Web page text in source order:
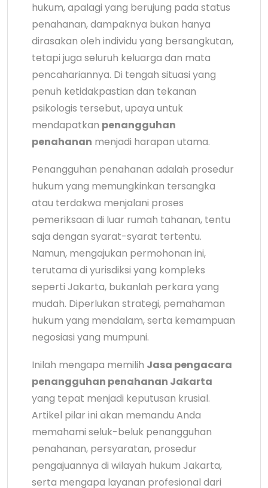
hukum, apalagi yang berujung pada status
penahanan, dampaknya bukan hanya
dirasakan oleh individu yang bersangkutan,
tetapi juga seluruh keluarga dan mata
pencahariannya. Di tengah situasi yang
penuh ketidakpastian dan tekanan
psikologis tersebut, upaya untuk
mendapatkan penangguhan
penahanan menjadi harapan utama.
Penangguhan penahanan adalah prosedur
hukum yang memungkinkan tersangka
atau terdakwa menjalani proses
pemeriksaan di luar rumah tahanan, tentu
saja dengan syarat-syarat tertentu.
Namun, mengajukan permohonan ini,
terutama di yurisdiksi yang kompleks
seperti Jakarta, bukanlah perkara yang
mudah. Diperlukan strategi, pemahaman
hukum yang mendalam, serta kemampuan
negosiasi yang mumpuni.
Inilah mengapa memilih Jasa pengacara
penangguhan penahanan Jakarta
yang tepat menjadi keputusan krusial.
Artikel pilar ini akan memandu Anda
memahami seluk-beluk penangguhan
penahanan, persyaratan, prosedur
pengajuannya di wilayah hukum Jakarta,
serta mengapa layanan profesional dari